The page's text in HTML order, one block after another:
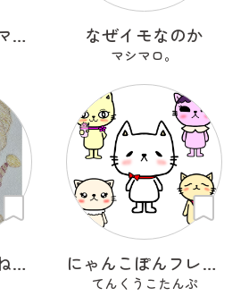
スクリームアニマルズ なぜイモなのか
マシマロ。
朝寝ぼうの小麦ねた朗 『こむぎねたろう』 にゃんこぽんフレンズ
てんくうこたんぷ